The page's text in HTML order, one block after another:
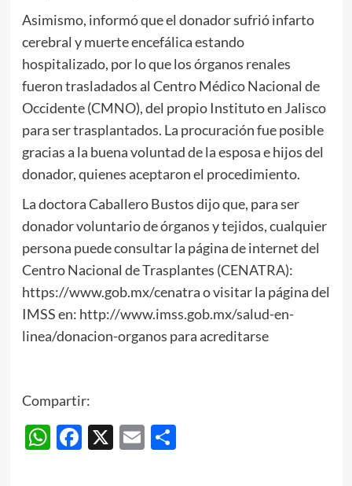
Asimismo, informó que el donador sufrió infarto
cerebral y muerte encefálica estando
hospitalizado, por lo que los órganos renales
fueron trasladados al Centro Médico Nacional de
Occidente (CMNO), del propio Instituto en Jalisco
para ser trasplantados. La procuración fue posible
gracias a la buena voluntad de la esposa e hijos del
donador, quienes aceptaron el procedimiento.
La doctora Caballero Bustos dijo que, para ser
donador voluntario de órganos y tejidos, cualquier
persona puede consultar la página de internet del
Centro Nacional de Trasplantes (CENATRA):
https://www.gob.mx/cenatra o visitar la página del
IMSS en: http://www.imss.gob.mx/salud-en-
linea/donacion-organos para acreditarse
Compartir:
WhatsApp
Facebook
X EmailCompartir